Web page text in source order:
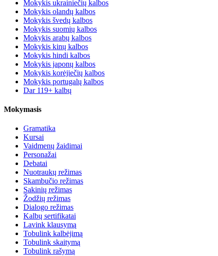
Mokykis ukrainiečių kalbos
Mokykis olandų kalbos
Mokykis švedų kalbos
Mokykis suomių kalbos
Mokykis arabų kalbos
Mokykis kinų kalbos
Mokykis hindi kalbos
Mokykis japonų kalbos
Mokykis korėjiečių kalbos
Mokykis portugalų kalbos
Dar 119+ kalbų
Mokymasis
Gramatika
Kursai
Vaidmenų žaidimai
Personažai
Debatai
Nuotraukų režimas
Skambučio režimas
Sakinių režimas
Žodžių režimas
Dialogo režimas
Kalbų sertifikatai
Lavink klausymą
Tobulink kalbėjimą
Tobulink skaitymą
Tobulink rašymą